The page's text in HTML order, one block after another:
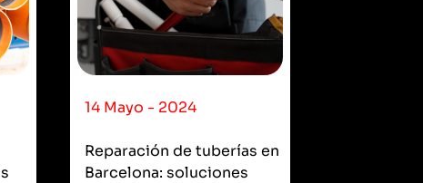
14 Mayo - 2024
Reparación de tuberías en
Barcelona: soluciones